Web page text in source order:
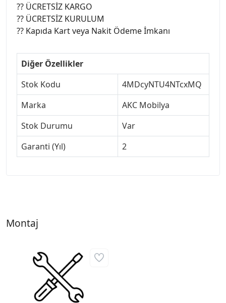
?? ÜCRETSİZ KARGO
?? ÜCRETSİZ KURULUM
?? Kapıda Kart veya Nakit Ödeme İmkanı
Diğer Özellikler
Stok Kodu
4MDcyNTU4NTcxMQ
Marka
AKC Mobilya
Stok Durumu
Var
Garanti (Yıl)
2
Montaj